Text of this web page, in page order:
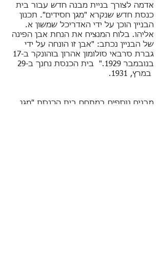
אדמה לצורך בניית מבנה חדש עבור בית
כנסת חדש שנקרא "מגן חסידים". תכנון
הבניין הוכן על ידי האדריכל שמשון א.
אליהו. בלוח המנציח את הנחת אבן הפינה
של הבניין נכתב: "אבן זו הונחה על ידי
גברת סרבאי סולומון אהרון בוהונקר ב-17
בנובמבר 1929." בית הכנסת נחנך ב-29
במרץ, 1931.
מבנים נוספים במתחם בית הכנסת "מגן